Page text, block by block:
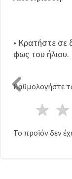
• Κρατήστε σε
φως του ήλιου.
Βαθμολογήστε
1
Το προϊόν δεν